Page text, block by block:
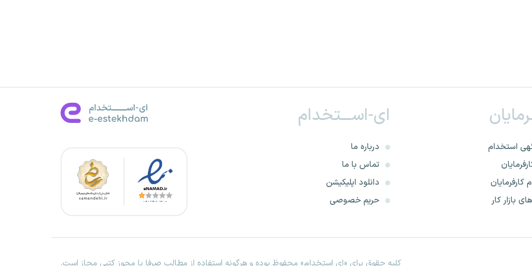
استخدام
کارفرمایان
بازار کار
ای-اســـتخدام
درباره ما
تماس با ما
دانلود اپلیکیشن
حریم خصوصی
کلیه حقوق برای «ای استخدام» محفوظ بوده و هرگونه استفاده از مطالب صرفا با مجوز کتبی مجاز است.